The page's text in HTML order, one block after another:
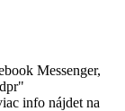
Messenger,
info nájdet na